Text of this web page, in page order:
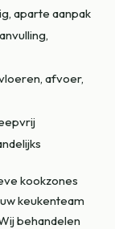
aparte aanpak
afvoer,
kookzones
keukenteam
behandelen